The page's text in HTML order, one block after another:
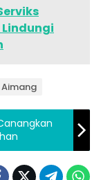
Lindungi